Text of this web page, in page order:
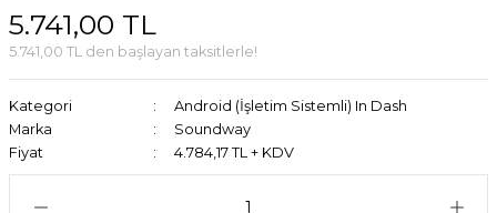
5.741,00 TL
5.741,00 TL den başlayan taksitlerle!
Kategori
Android (İşletim Sistemli) In Dash
Marka
Soundway
Fiyat
4.784,17 TL + KDV